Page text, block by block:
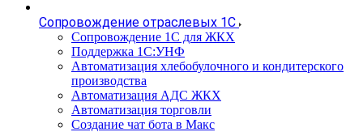
Сопровождение отраслевых 1С
Сопровождение 1С для ЖКХ
Поддержка 1С:УНФ
Автоматизация хлебобулочного и кондитерского
производства
Автоматизация АДС ЖКХ
Автоматизация торговли
Создание чат бота в Макс